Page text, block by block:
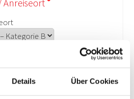
Details Über Cookies